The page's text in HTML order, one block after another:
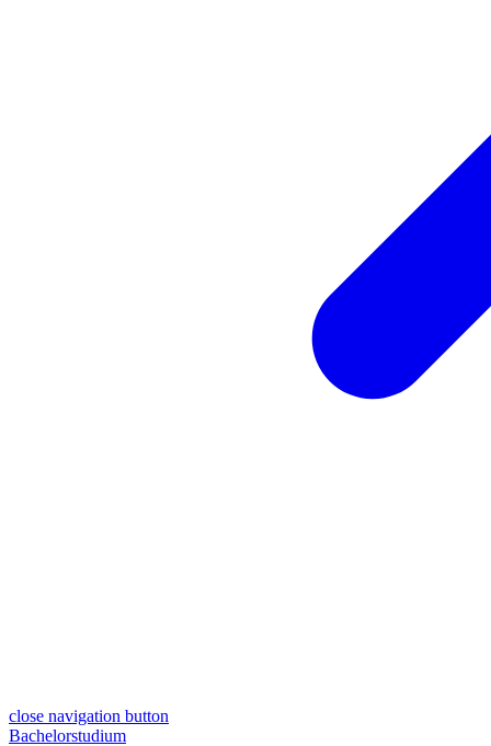
close navigation button
Bachelorstudium